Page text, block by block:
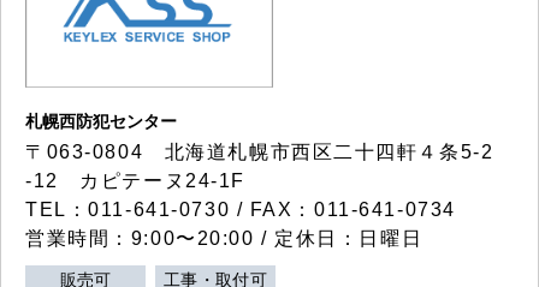
札幌西防犯センター
〒063-0804 北海道札幌市西区二十四軒４条5-2
-12 カピテーヌ24-1F
TEL：011-641-0730 / FAX：011-641-0734
営業時間：9:00〜20:00 / 定休日：日曜日
販売可 工事・取付可